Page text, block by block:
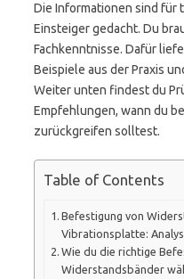
Die Informationen sind für
Einsteiger gedacht. Du
Fachkenntnisse. Dafür
Beispiele aus der Praxis
Weiter unten findest du
Empfehlungen, wann du
zurückgreifen solltest.
Table of Contents
Befestigung von
Vibrationsplatte:
Wie du die richtige
Widerstandsbänder